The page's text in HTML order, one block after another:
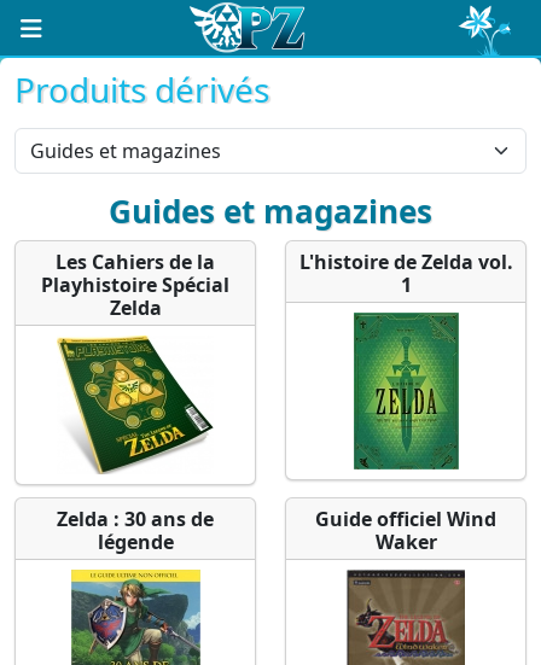
Produits dérivés
Guides et magazines
Les Cahiers de la
Playhistoire Spécial
Zelda
L'histoire de Zelda vol.
1
Zelda : 30 ans de
légende
Guide officiel Wind
Waker